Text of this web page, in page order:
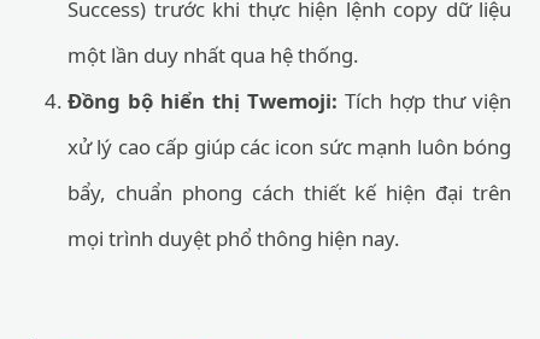
Success) trước khi thực hiện lệnh copy dữ liệu
một lần duy nhất qua hệ thống.
Đồng bộ hiển thị Twemoji: Tích hợp thư viện
xử lý cao cấp giúp các icon sức mạnh luôn bóng
bẩy, chuẩn phong cách thiết kế hiện đại trên
mọi trình duyệt phổ thông hiện nay.